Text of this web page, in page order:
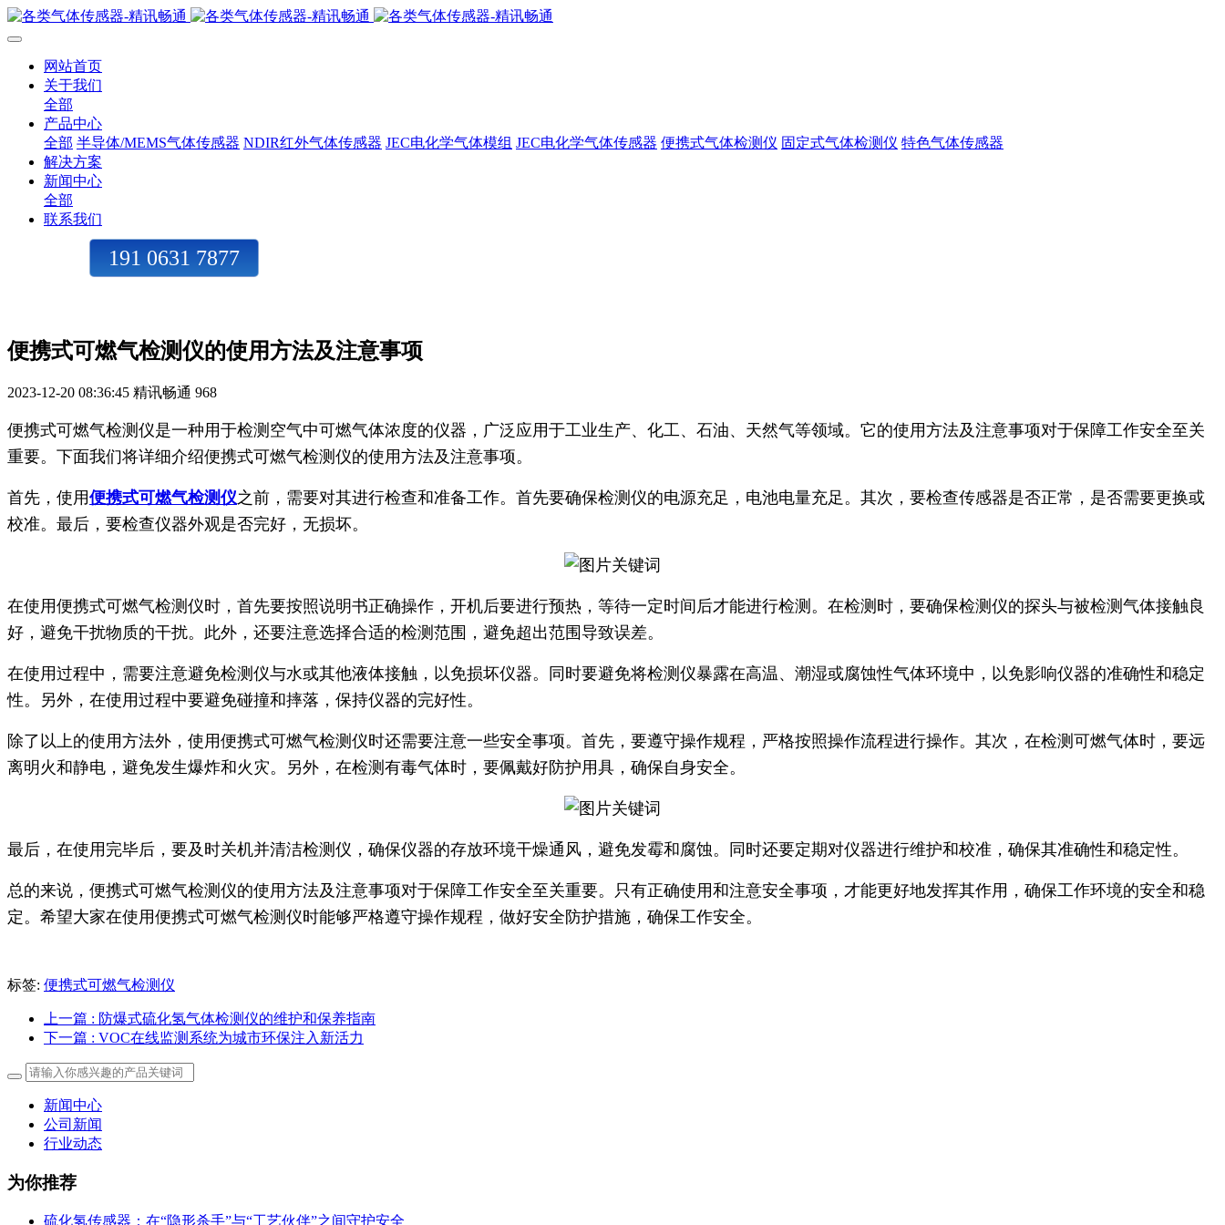
网站首页
关于我们
全部
产品中心
全部 半导体/MEMS气体传感器 NDIR红外气体传感器 JEC电化学气体模组 JEC电化学气体传感器 便携式气体检测仪 固定式气体检测仪 特色气体传感器
解决方案
新闻中心
全部
联系我们
191 0631 7877
便携式可燃气检测仪的使用方法及注意事项
2023-12-20 08:36:45 精讯畅通 968
便携式可燃气检测仪是一种用于检测空气中可燃气体浓度的仪器，广泛应用于工业生产、化工、石油、天然气等领域。它的使用方法及注意事项对于保障工作安全至关
重要。下面我们将详细介绍便携式可燃气检测仪的使用方法及注意事项。
首先，使用便携式可燃气检测仪之前，需要对其进行检查和准备工作。首先要确保检测仪的电源充足，电池电量充足。其次，要检查传感器是否正常，是否需要更换或
校准。最后，要检查仪器外观是否完好，无损坏。
在使用便携式可燃气检测仪时，首先要按照说明书正确操作，开机后要进行预热，等待一定时间后才能进行检测。在检测时，要确保检测仪的探头与被检测气体接触良
好，避免干扰物质的干扰。此外，还要注意选择合适的检测范围，避免超出范围导致误差。
在使用过程中，需要注意避免检测仪与水或其他液体接触，以免损坏仪器。同时要避免将检测仪暴露在高温、潮湿或腐蚀性气体环境中，以免影响仪器的准确性和稳定
性。另外，在使用过程中要避免碰撞和摔落，保持仪器的完好性。
除了以上的使用方法外，使用便携式可燃气检测仪时还需要注意一些安全事项。首先，要遵守操作规程，严格按照操作流程进行操作。其次，在检测可燃气体时，要远
离明火和静电，避免发生爆炸和火灾。另外，在检测有毒气体时，要佩戴好防护用具，确保自身安全。
最后，在使用完毕后，要及时关机并清洁检测仪，确保仪器的存放环境干燥通风，避免发霉和腐蚀。同时还要定期对仪器进行维护和校准，确保其准确性和稳定性。
总的来说，便携式可燃气检测仪的使用方法及注意事项对于保障工作安全至关重要。只有正确使用和注意安全事项，才能更好地发挥其作用，确保工作环境的安全和稳
定。希望大家在使用便携式可燃气检测仪时能够严格遵守操作规程，做好安全防护措施，确保工作安全。
标签: 便携式可燃气检测仪
上一篇 : 防爆式硫化氢气体检测仪的维护和保养指南
下一篇 : VOC在线监测系统为城市环保注入新活力
新闻中心
公司新闻
行业动态
为你推荐
硫化氢传感器：在“隐形杀手”与“工艺伙伴”之间守护安全